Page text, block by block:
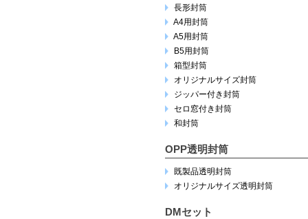
長形封筒
A4用封筒
A5用封筒
B5用封筒
箱型封筒
オリジナルサイズ封筒
ジッパー付き封筒
セロ窓付き封筒
和封筒
OPP透明封筒
既製品透明封筒
オリジナルサイズ透明封筒
DMセット